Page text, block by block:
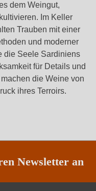
dem Weingut,
Im Keller
Trauben mit einer
und moderner
die Seele Sardiniens
für Details und
die Weine von
ihres Terroirs.
Newsletter an